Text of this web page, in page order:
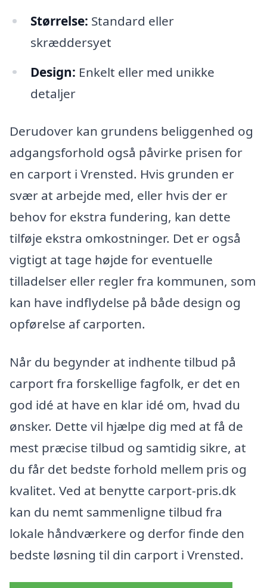
Størrelse: Standard eller
skræddersyet
Design: Enkelt eller med unikke
detaljer
Derudover kan grundens beliggenhed og
adgangsforhold også påvirke prisen for
en carport i Vrensted. Hvis grunden er
svær at arbejde med, eller hvis der er
behov for ekstra fundering, kan dette
tilføje ekstra omkostninger. Det er også
vigtigt at tage højde for eventuelle
tilladelser eller regler fra kommunen, som
kan have indflydelse på både design og
opførelse af carporten.
Når du begynder at indhente tilbud på
carport fra forskellige fagfolk, er det en
god idé at have en klar idé om, hvad du
ønsker. Dette vil hjælpe dig med at få de
mest præcise tilbud og samtidig sikre, at
du får det bedste forhold mellem pris og
kvalitet. Ved at benytte carport-pris.dk
kan du nemt sammenligne tilbud fra
lokale håndværkere og derfor finde den
bedste løsning til din carport i Vrensted.